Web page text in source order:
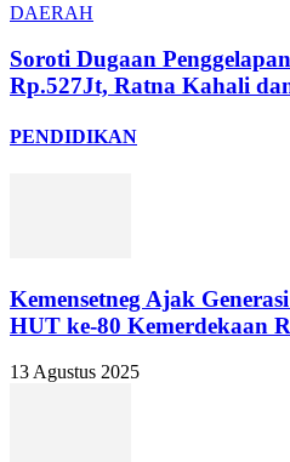
DAERAH
Soroti Dugaan
Rp.527Jt, Ratna Kahali
PENDIDIKAN
Kemensetneg Ajak
HUT ke-80 Kemerdekaan
13 Agustus 2025